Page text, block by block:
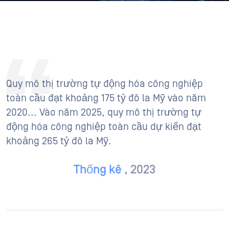
Quy mô thị trường tự động hóa công nghiệp
toàn cầu đạt khoảng 175 tỷ đô la Mỹ vào năm
2020... Vào năm 2025, quy mô thị trường tự
động hóa công nghiệp toàn cầu dự kiến đạt
khoảng 265 tỷ đô la Mỹ.
Thống kê , 2023